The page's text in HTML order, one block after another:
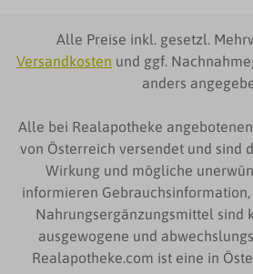
Alle Preise inkl. gesetzl.
Versandkosten und ggf.
anders
Alle bei Realapotheke
von Österreich versendet und sind
Wirkung und mögliche
informieren
Nahrungsergänzungsmittel sind
ausgewogene und
Realapotheke.com ist eine in